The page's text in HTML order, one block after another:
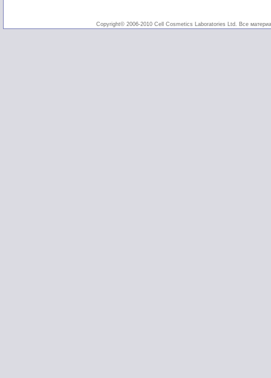
Copyright© 2006-2010 Cell Cosmetics Laboratories Ltd. Все